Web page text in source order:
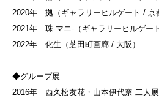
2020年 拠（ギャラリーヒルゲート / 京
2021年 珠-マニ-（ギャラリーヒルゲー
2022年 化生（芝田町画廊 / 大阪）
◆グループ展
2016年 西久松友花・山本伊代奈 二人